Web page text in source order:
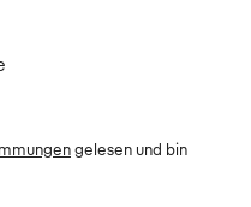
gelesen und bin